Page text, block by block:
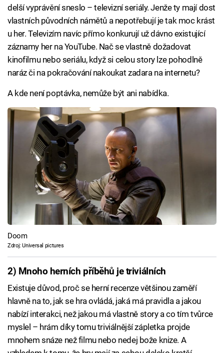
delší vyprávění sneslo – televizní seriály. Jenže ty mají dost
vlastních původních námětů a nepotřebují je tak moc krást
u her. Televizím navíc přímo konkurují už dávno existující
záznamy her na YouTube. Nač se vlastně dožadovat
kinofilmu nebo seriálu, když si celou story lze pohodlně
naráz či na pokračování nakoukat zadara na internetu?
A kde není poptávka, nemůže být ani nabídka.
Doom
Zdroj: Universal pictures
2) Mnoho herních příběhů je triviálních
Existuje důvod, proč se herní recenze většinou zaměří
hlavně na to, jak se hra ovládá, jaká má pravidla a jakou
nabízí interakci, než jakou má vlastně story a co tím tvůrce
myslel – hrám díky tomu triviálnější zápletka projde
mnohem snáze než filmu nebo nedej bože knize. A